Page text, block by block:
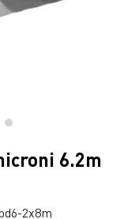
6.2m
2x8m